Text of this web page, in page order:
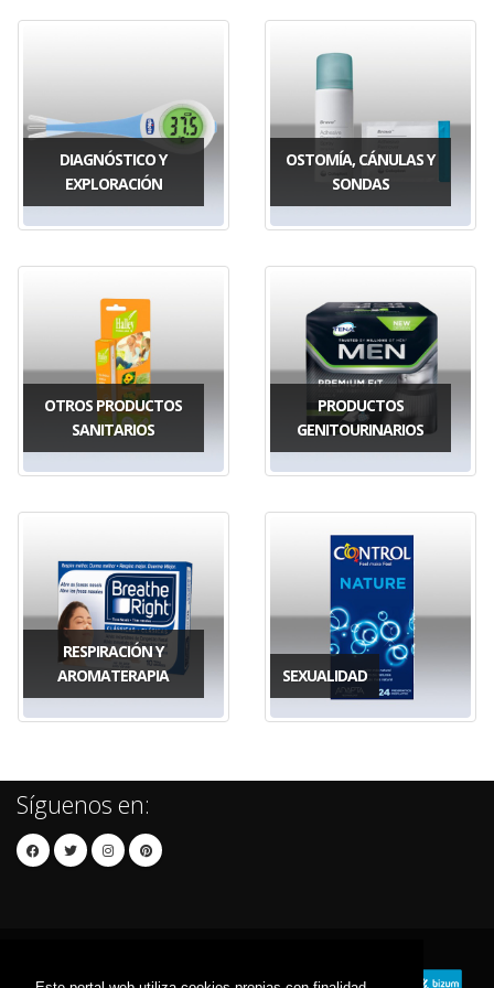
DIAGNÓSTICO Y
EXPLORACIÓN
OSTOMÍA, CÁNULAS Y
SONDAS
OTROS PRODUCTOS
SANITARIOS
PRODUCTOS
GENITOURINARIOS
RESPIRACIÓN Y
AROMATERAPIA
SEXUALIDAD
Síguenos en: